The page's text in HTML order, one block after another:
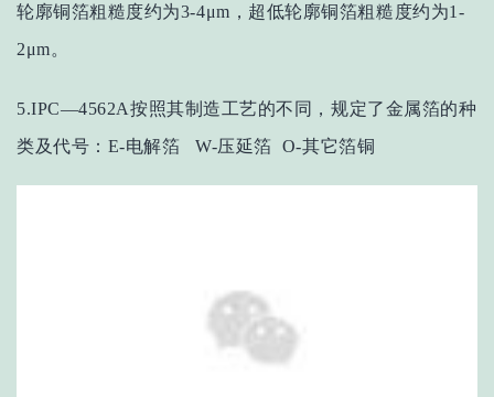
轮廓铜箔粗糙度约为3-4μm，超低轮廓铜箔粗糙度约为1-
2μm。
5.IPC—4562A按照其制造工艺的不同，规定了金属箔的种
类及代号：E-电解箔 W-压延箔 O-其它箔铜